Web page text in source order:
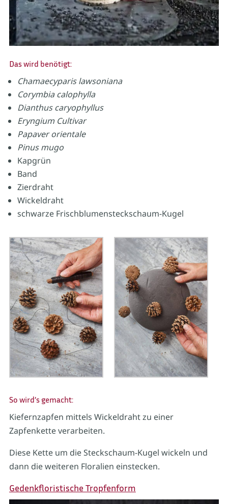
Das wird benötigt:
Chamaecyparis lawsoniana
Corymbia calophylla
Dianthus caryophyllus
Eryngium Cultivar
Papaver orientale
Pinus mugo
Kapgrün
Band
Zierdraht
Wickeldraht
schwarze Frischblumensteckschaum-Kugel
So wird’s gemacht:
Kiefernzapfen mittels Wickeldraht zu einer
Zapfenkette verarbeiten.
Diese Kette um die Steckschaum-Kugel wickeln und
dann die weiteren Floralien einstecken.
Gedenkfloristische Tropfenform